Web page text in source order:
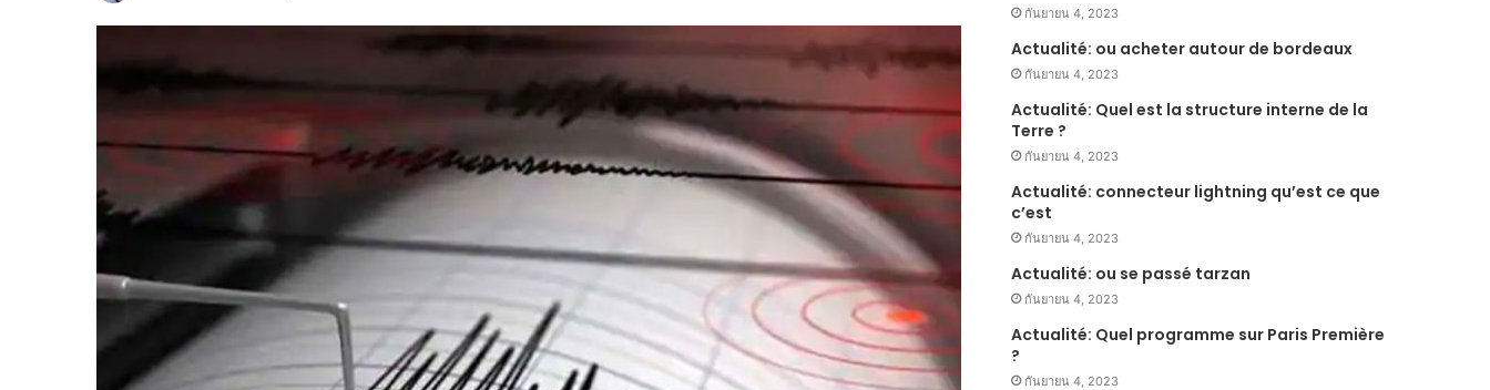
กันยายน 4, 2023
Actualité: ou acheter autour de bordeaux
กันยายน 4, 2023
Actualité: Quel est la structure interne de la
Terre ?
กันยายน 4, 2023
Actualité: connecteur lightning qu’est ce que
c’est
กันยายน 4, 2023
Actualité: ou se passé tarzan
กันยายน 4, 2023
Actualité: Quel programme sur Paris Première
?
กันยายน 4, 2023